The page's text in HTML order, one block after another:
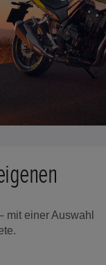
mit einer Auswahl